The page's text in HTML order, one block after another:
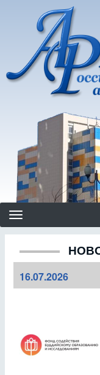
основному
содержанию
16.07.2026